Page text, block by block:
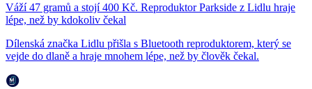
Váží 47 gramů a stojí 400 Kč. Reproduktor Parkside z Lidlu hraje
lépe, než by kdokoliv čekal
Dílenská značka Lidlu přišla s Bluetooth reproduktorem, který se
vejde do dlaně a hraje mnohem lépe, než by člověk čekal.